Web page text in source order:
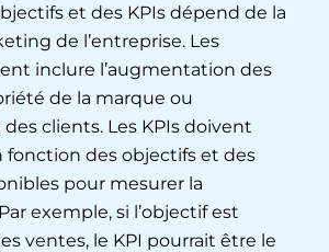
et des KPIs dépend de la
de l’entreprise. Les
inclure l’augmentation des
de la marque ou
clients. Les KPIs doivent
fonction des objectifs et des
pour mesurer la
exemple, si l’objectif est
ventes, le KPI pourrait être le